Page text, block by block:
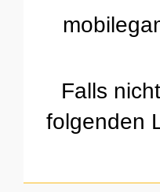
Falls
folgenden